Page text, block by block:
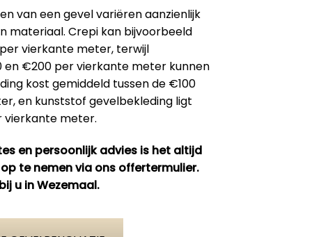
van een gevel variëren aanzienlijk
materiaal. Crepi kan bijvoorbeeld
vierkante meter, terwijl
en €200 per vierkante meter kunnen
kost gemiddeld tussen de €100
en kunststof gevelbekleding ligt
vierkante meter​.
en persoonlijk advies is het altijd
te nemen via ons offertermulier.
u in Wezemaal.